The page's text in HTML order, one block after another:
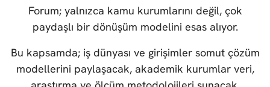
Forum; yalnızca kamu kurumlarını değil, çok
paydaşlı bir dönüşüm modelini esas alıyor.
Bu kapsamda; iş dünyası ve girişimler somut çözüm
modellerini paylaşacak, akademik kurumlar veri,